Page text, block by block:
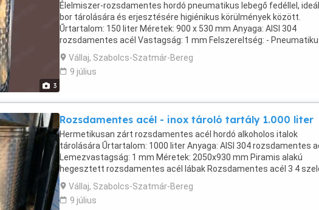
3
Élelmiszer-rozsdamentes hordó pneumatikus lebegő fedéllel,
bor tárolására és erjesztésére higiénikus körülmények között.
Űrtartalom: 150 liter Méretek: 900 x 530 mm Anyaga: AISI 304
rozsdamentes acél Vastagság: 1 mm Felszereltség: -
úszófedél szivattyúval, szilikon tömítéssel, tömlővel és kétirányú
szeleppel - 1 2 rozsdamentes acél csaptelep - Hegesztett
rozsdamentes acél lábak - Megerősítések a felső ajakon - Rozettás
Vállaj, Szabolcs-Szatmár-Bereg
9 július
Rozsdamentes acél - inox tároló tartály 1.000 liter
Hermetikusan zárt rozsdamentes acél hordó alkoholos italok
tárolására Űrtartalom: 1000 liter Anyaga: AISI 304 rozsdamentes
Lemezvastagság: 1 mm Méretek: 2050x930 mm Piramis alakú
hegesztett rozsdamentes acél lábak Rozsdamentes acél 3 4
Fedővel felszerelve a tetején az adagoláshoz, élelmiszer-minőségű
szilikon tömítéssel zárva DN 200 mm Felső ajak megerősítések
Rozettás kivitel Romániában készült!
Vállaj, Szabolcs-Szatmár-Bereg
9 július